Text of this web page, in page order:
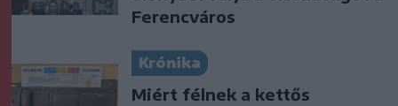
Ferencváros
Krónika
Miért félnek a kettős